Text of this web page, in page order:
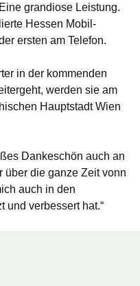
grandiose Leistung.
Hessen Mobil-
ersten am Telefon.
in der kommenden
werden sie am
Hauptstadt Wien
Dankeschön auch an
über die ganze Zeit vonn
auch in den
und verbessert hat.“